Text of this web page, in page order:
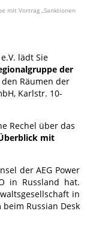
mit Vortrag „Sanktionen
lädt Sie
der
Räumen der
Karlstr. 10-
Rechel über das
mit
der AEG Power
in Russland hat.
in
Russian Desk